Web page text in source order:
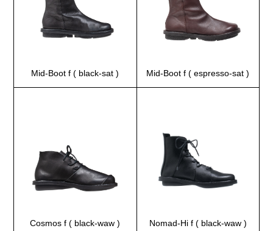
Mid-Boot f ( black-sat ) Mid-Boot f ( espresso-sat )
Cosmos f ( black-waw ) Nomad-Hi f ( black-waw )